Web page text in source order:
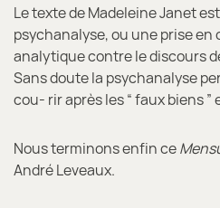
Le texte de Madeleine Janet
psychanalyse, ou une prise
analytique contre le discours
Sans doute la psychanalyse
cou- rir après les “ faux biens
Nous terminons enfin ce
André Leveaux.